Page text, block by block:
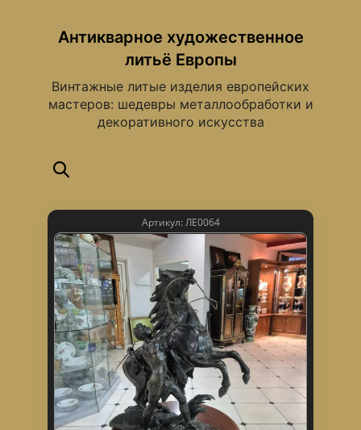
Антикварное художественное
литьё Европы
Винтажные литые изделия европейских
мастеров: шедевры металлообработки и
декоративного искусства
Артикул: ЛЕ0064